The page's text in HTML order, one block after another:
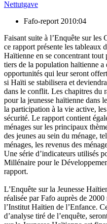
Nettutgave
Fafo-report 2010:04
Faisant suite à l’Enquête sur
ce rapport présente les tableaux
Haïtienne en se concentrant
tiers de la population haïtienne a
opportunités qui leur seront
si Haïti se stabilisera et
dans le conflit. Les chapitres du
pour la jeunesse haïtienne dans
la participation à la vie active,
sécurité. Le rapport contient
ménages sur les principaux
des jeunes au sein du ménage,
ménages, les revenus des
Une série d’indicateurs utilisés
Millénaire pour le
rapport.
L’Enquête sur la Jeunesse
réalisée par Fafo auprès de
l’Institut Haïtien de l’Enfance.
d’analyse tiré de l’enquête,